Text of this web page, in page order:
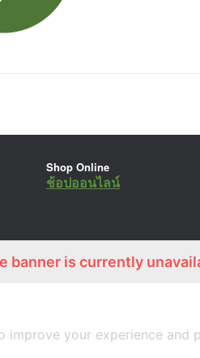
Shop Online
ช้อปออนไลน์
banner is currently
improve your experience and